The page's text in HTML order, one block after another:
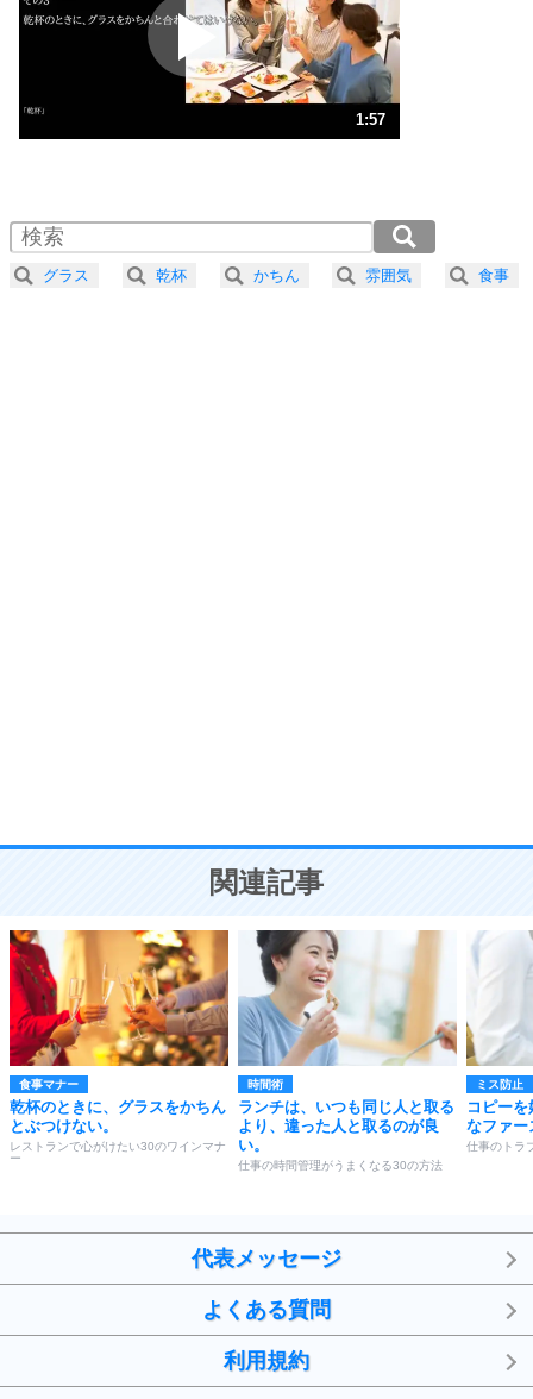
ポジティブになれない原因は、行動しないから。
ポジティブ思考になる30の方法
ストレス対策
人生、なんとかなるもの。
気楽に生きる30の方法
4 器の大きい人は、怒りを優しさで表現する。
プラス思考
ことが大切。
1:57
2.0倍速 （231KB 58秒）
2.5倍速 （185KB 47秒）
3.0倍速 （154KB 39秒）
グラス 乾杯 かちん 雰囲気 食事
関連記事
食事マナー
乾杯のときに、グラスをかちん
とぶつけない。
レストランで心がけたい30のワインマナ
ー
時間術
ランチは、いつも同じ人と取る
より、違った人と取るのが良
い。
仕事の時間管理がうまくなる30の方法
ミス防止
コピー
なファー
仕事のトラ
代表メッセージ
よくある質問
利用規約